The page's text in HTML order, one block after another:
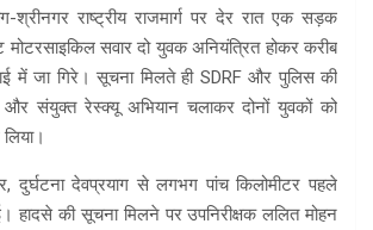
श्रीनगर राष्ट्रीय राजमार्ग पर देर रात एक सड़क
मोटरसाइकिल सवार दो युवक अनियंत्रित होकर करीब
में जा गिरे। सूचना मिलते ही SDRF और पुलिस की
और संयुक्त रेस्क्यू अभियान चलाकर दोनों युवकों को
दुर्घटना देवप्रयाग से लगभग पांच किलोमीटर पहले
हादसे की सूचना मिलने पर उपनिरीक्षक ललित मोहन